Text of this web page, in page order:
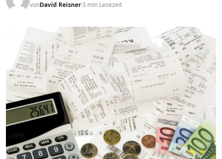
vonDavid Reisner3 min Lesezeit